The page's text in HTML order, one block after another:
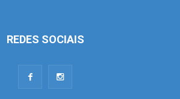
REDES SOCIAIS